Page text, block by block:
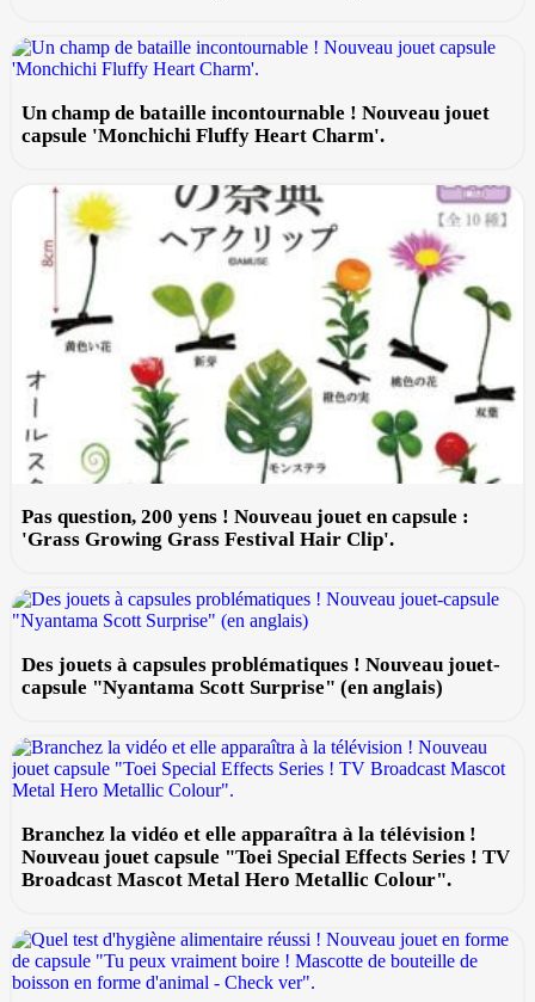
Un champ de bataille incontournable ! Nouveau jouet
capsule 'Monchichi Fluffy Heart Charm'.
Pas question, 200 yens ! Nouveau jouet en capsule :
'Grass Growing Grass Festival Hair Clip'.
Des jouets à capsules problématiques ! Nouveau jouet-
capsule "Nyantama Scott Surprise" (en anglais)
Branchez la vidéo et elle apparaîtra à la télévision !
Nouveau jouet capsule "Toei Special Effects Series ! TV
Broadcast Mascot Metal Hero Metallic Colour".